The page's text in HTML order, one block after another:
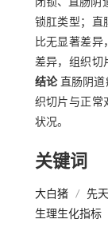
闭锁、直肠阴
锁肛类型；直
比无显著差异
差异，组织切
结论直肠阴道
织切片与正常
状况。
关键词
大白猪 / 先
生理生化指标